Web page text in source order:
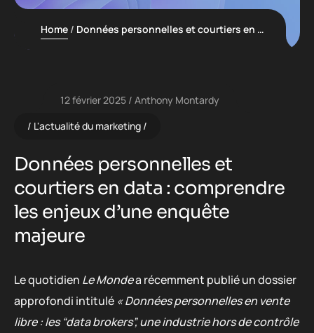
Home Données personnelles et courtiers en data : comprendre les enjeux d’une enquête majeure
12 février 2025
Anthony Montardy
L'actualité du marketing
Données personnelles et
courtiers en data : comprendre
les enjeux d’une enquête
majeure
Le quotidien Le Mondea récemment publié un dossier
approfondi intitulé « Données personnelles en vente
libre : les “data brokers”, une industrie hors de contrôle